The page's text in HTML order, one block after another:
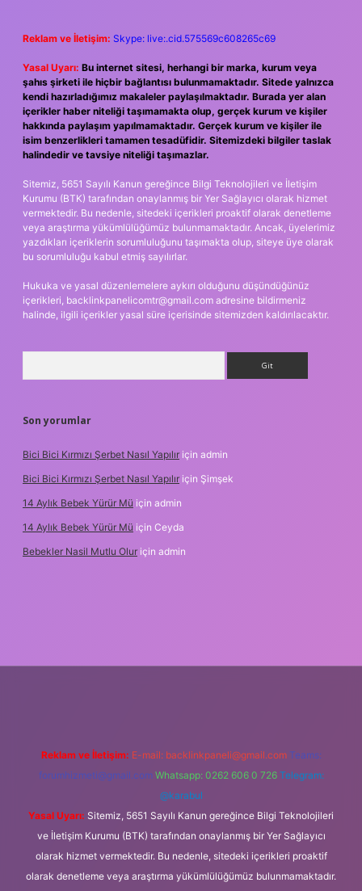
Reklam ve İletişim: Skype: live:.cid.575569c608265c69
Yasal Uyarı: Bu internet sitesi, herhangi bir marka, kurum veya
şahıs şirketi ile hiçbir bağlantısı bulunmamaktadır. Sitede yalnızca
kendi hazırladığımız makaleler paylaşılmaktadır. Burada yer alan
içerikler haber niteliği taşımamakta olup, gerçek kurum ve kişiler
hakkında paylaşım yapılmamaktadır. Gerçek kurum ve kişiler ile
isim benzerlikleri tamamen tesadüfidir. Sitemizdeki bilgiler taslak
halindedir ve tavsiye niteliği taşımazlar.
Sitemiz, 5651 Sayılı Kanun gereğince Bilgi Teknolojileri ve İletişim
Kurumu (BTK) tarafından onaylanmış bir Yer Sağlayıcı olarak hizmet
vermektedir. Bu nedenle, sitedeki içerikleri proaktif olarak denetleme
veya araştırma yükümlülüğümüz bulunmamaktadır. Ancak, üyelerimiz
yazdıkları içeriklerin sorumluluğunu taşımakta olup, siteye üye olarak
bu sorumluluğu kabul etmiş sayılırlar.
Hukuka ve yasal düzenlemelere aykırı olduğunu düşündüğünüz
içerikleri, backlinkpanelicomtr@gmail.com adresine bildirmeniz
halinde, ilgili içerikler yasal süre içerisinde sitemizden kaldırılacaktır.
Son yorumlar
Bici Bici Kırmızı Şerbet Nasıl Yapılır için admin
Bici Bici Kırmızı Şerbet Nasıl Yapılır için Şimşek
14 Aylık Bebek Yürür Mü için admin
14 Aylık Bebek Yürür Mü için Ceyda
Bebekler Nasil Mutlu Olur için admin
Reklam ve İletişim: E-mail: backlinkpaneli@gmail.com Teams:
forumhizmeti@gmail.com Whatsapp: 0262 606 0 726 Telegram:
@karabul
Yasal Uyarı: Sitemiz, 5651 Sayılı Kanun gereğince Bilgi Teknolojileri
ve İletişim Kurumu (BTK) tarafından onaylanmış bir Yer Sağlayıcı
olarak hizmet vermektedir. Bu nedenle, sitedeki içerikleri proaktif
olarak denetleme veya araştırma yükümlülüğümüz bulunmamaktadır.